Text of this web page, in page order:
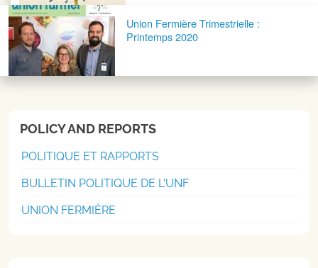
Union Fermière Trimestrielle :
Printemps 2020
POLICY AND REPORTS
POLITIQUE ET RAPPORTS
BULLETIN POLITIQUE DE L'UNF
UNION FERMIÈRE